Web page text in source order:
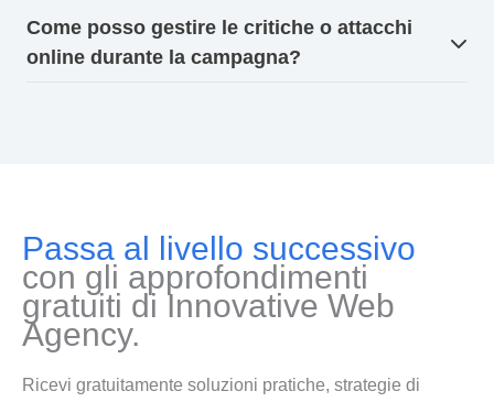
Come posso gestire le critiche o attacchi
online durante la campagna?
Passa al livello successivo
con gli approfondimenti
gratuiti di Innovative Web
Agency.
Ricevi gratuitamente soluzioni pratiche, strategie di